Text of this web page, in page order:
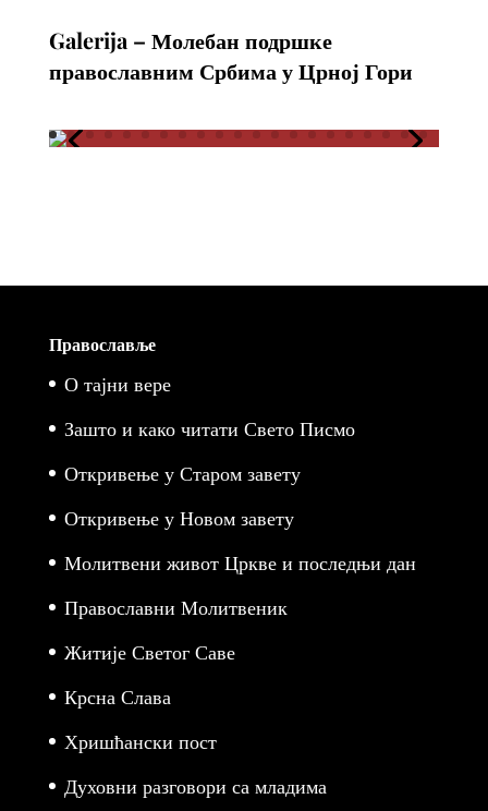
Galerija – Молебан подршке
православним Србима у Црној Гори
Православље
О тајни вере
Зашто и како читати Свето Писмо
Откривење у Старом завету
Откривење у Новом завету
Молитвени живот Цркве и последњи дан
Православни Молитвеник
Житије Светог Саве
Крсна Слава
Хришћански пост
Духовни разговори са младима